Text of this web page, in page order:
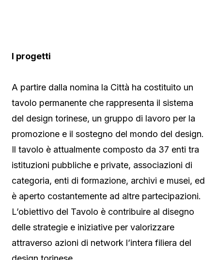
I progetti
A partire dalla nomina la Città ha costituito un
tavolo permanente che rappresenta il sistema
del design torinese, un gruppo di lavoro per la
promozione e il sostegno del mondo del design.
Il tavolo è attualmente composto da 37 enti tra
istituzioni pubbliche e private, associazioni di
categoria, enti di formazione, archivi e musei, ed
è aperto costantemente ad altre partecipazioni.
L’obiettivo del Tavolo è contribuire al disegno
delle strategie e iniziative per valorizzare
attraverso azioni di network l’intera filiera del